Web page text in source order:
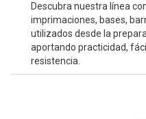
Descubra nuestra línea
imprimaciones, bases,
utilizados desde la
aportando practicidad,
resistencia.